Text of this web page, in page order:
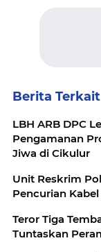
Berita Terkait
LBH ARB DPC
Pengamanan
Jiwa di Cikulur
Unit Reskrim
Pencurian
Teror Tiga
Tuntaskan